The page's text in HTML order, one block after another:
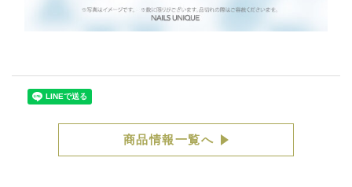
商品情報一覧へ